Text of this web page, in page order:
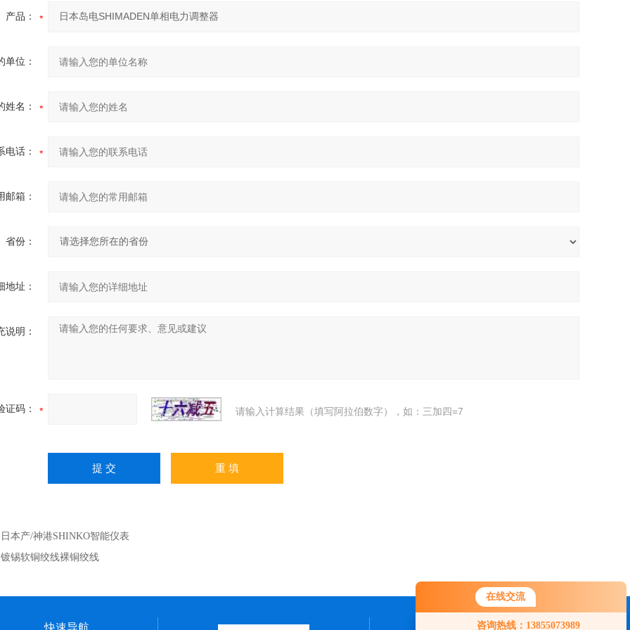
在线交流
咨询热线：13855073989
产品：
单位：
姓名：
电话：
邮箱：
省份：
地址：
说明：
证码： 请输入计算结果（填写阿拉伯数字），如：三加四=7
日本产/神港SHINKO智能仪表
镀锡软铜绞线裸铜绞线
快速导航